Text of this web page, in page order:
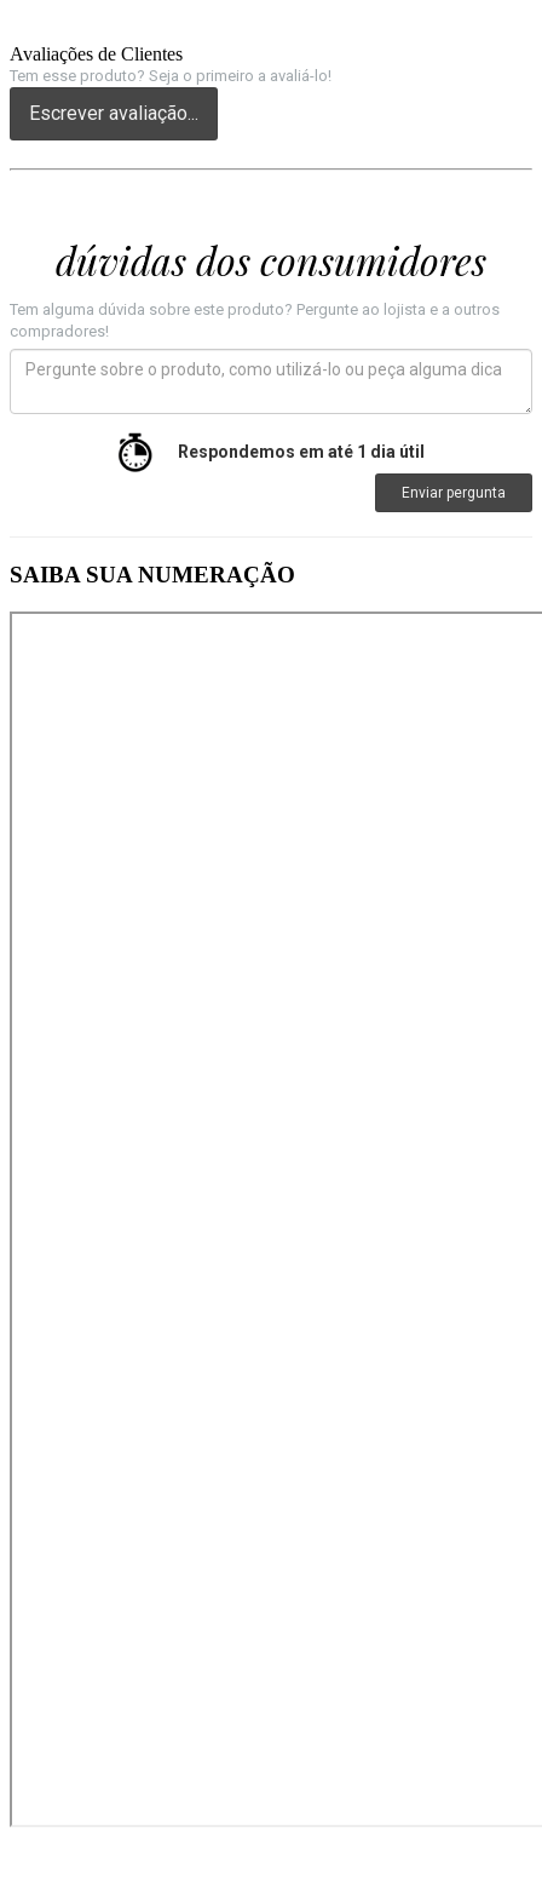
Avaliações de Clientes
Tem esse produto? Seja o primeiro a avaliá-lo!
Escrever avaliação...
dúvidas dos consumidores
Tem alguma dúvida sobre este produto? Pergunte ao lojista e a outros
compradores!
Respondemos em até 1 dia útil
Enviar pergunta
SAIBA SUA NUMERAÇÃO